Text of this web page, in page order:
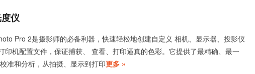
仪
Pro 2是摄影师的必备利器，快速轻松地创建自定义 相机、显示器、投影仪
印机配置文件，保证捕获、 查看、打印逼真的色彩。它提供了最精确、最一
准和分析，从拍摄、显示到打印更多 »